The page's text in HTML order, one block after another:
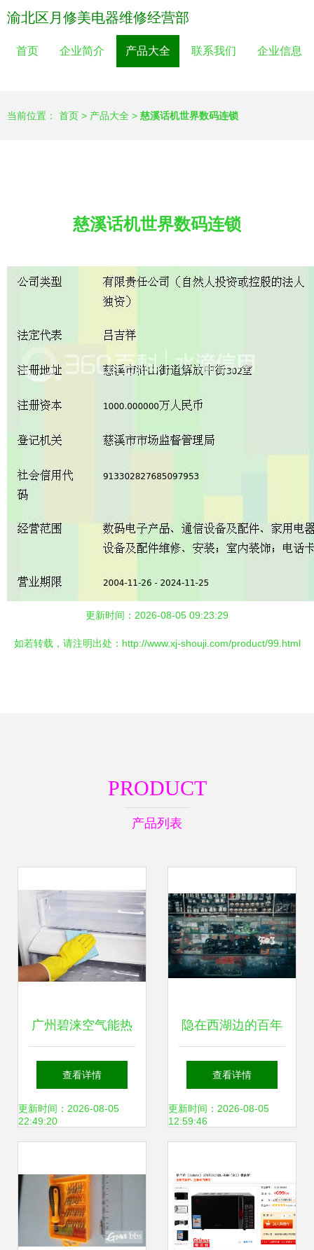
渝北区月修美电器维修经营部
首页 企业简介 产品大全 联系我们 企业信息
当前位置： 首页 > 产品大全 > 慈溪话机世界数码连锁
慈溪话机世界数码连锁
更新时间：2026-08-05 09:23:29
如若转载，请注明出处：http://www.xj-shouji.com/product/99.html
PRODUCT
产品列表
广州碧涞空气能热
水器维修服务点电
话 全市统一24h客
查看详情
更新时间：2026-08-05
22:49:20
隐在西湖边的百年
老店，卖着岁月不
愿带走的物什
查看详情
更新时间：2026-08-05
12:59:46